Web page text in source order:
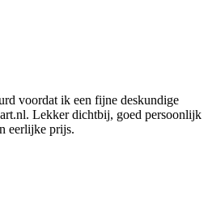
voordat ik een fijne deskundige
Lekker dichtbij, goed persoonlijk
eerlijke prijs.